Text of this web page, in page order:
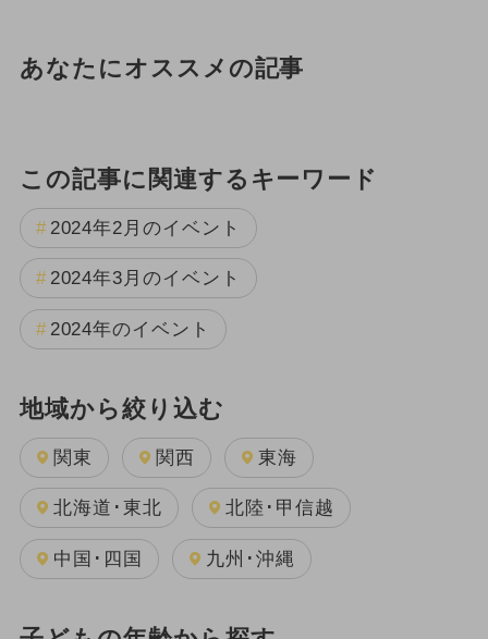
あなたにオススメの記事
この記事に関連するキーワード
2024年2月のイベント
2024年3月のイベント
2024年のイベント
地域から絞り込む
関東 関西 東海
北海道･東北 北陸･甲信越
中国･四国 九州･沖縄